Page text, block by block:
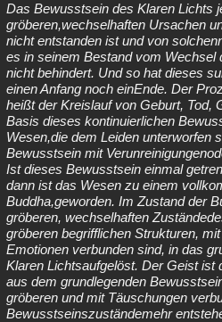
Das Bewusstsein des Klaren Lichts
gröberen,wechselhaften Ursachen
nicht entstanden ist und von
es in seinem Bestand vom Wechsel
nicht behindert. Und so hat dieses
einen Anfang noch einEnde. Der
heißt der Kreislauf von Geburt, Tod,
Basis dieses kontinuierlichen
Wesen,die dem Leiden unterworfen
Bewusstsein mit
Ist dieses Bewusstsein einmal
dann ist das Wesen zu einem
Buddha,geworden. Im Zustand der
gröberen, wechselhaften
gröberen begrifflichen Strukturen,
Emotionen verbunden sind, in das
Klaren Lichtsaufgelöst. Der Geist ist
aus dem grundlegenden
gröberen und mit Täuschungen
Bewusstseinszuständemehr